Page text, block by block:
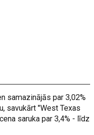
samazinājās par 3,02%
savukārt "West Texas
saruka par 3,4% - līdz